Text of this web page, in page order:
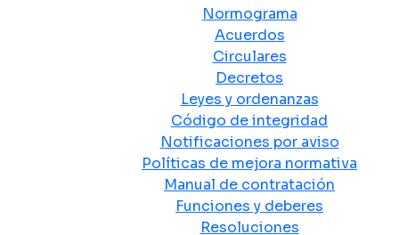
Normograma
Acuerdos
Circulares
Decretos
Leyes y ordenanzas
Código de integridad
Notificaciones por aviso
Políticas de mejora normativa
Manual de contratación
Funciones y deberes
Resoluciones